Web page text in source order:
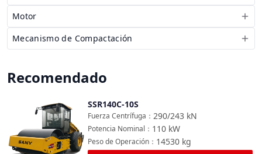
Motor
Mecanismo de Compactación
Recomendado
Comparar
SSR140C-10S
290/243 kN
Fuerza Centrífuga ：
110 kW
Potencia Nominal ：
14530 kg
Peso de Operación ：